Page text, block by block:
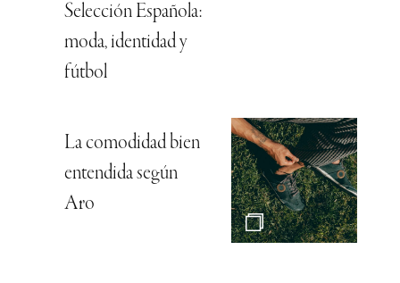
Selección Española:
moda, identidad y
fútbol
La comodidad bien
entendida según
Aro